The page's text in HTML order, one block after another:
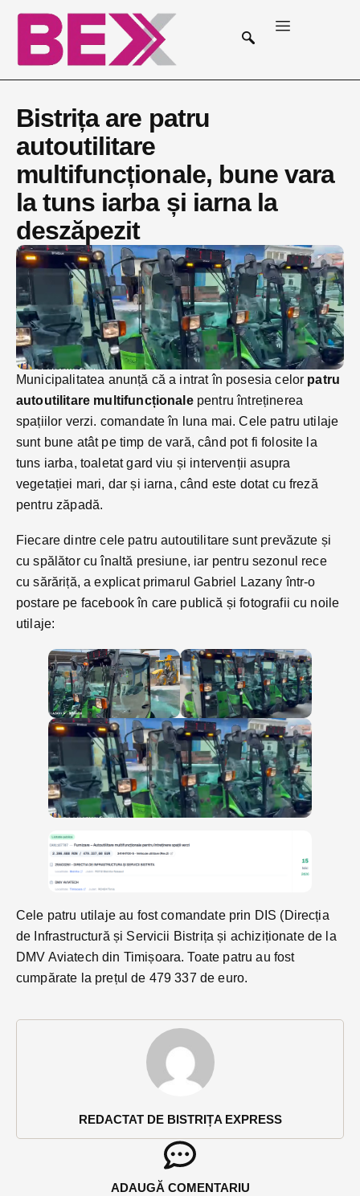
Bistrița are patru
autoutilitare
multifuncționale, bune vara
la tuns iarba și iarna la
deszăpezit
REDACTAT DE BISTRIȚA EXPRESS
ADAUGĂ COMENTARIU
Municipalitatea anunță că a intrat în posesia celor patru
autoutilitare multifuncționale pentru întreținerea
spațiilor verzi. comandate în luna mai. Cele patru utilaje
sunt bune atât pe timp de vară, când pot fi folosite la
tuns iarba, toaletat gard viu și intervenții asupra
vegetației mari, dar și iarna, când este dotat cu freză
pentru zăpadă.
Fiecare dintre cele patru autoutilitare sunt prevăzute și
cu spălător cu înaltă presiune, iar pentru sezonul rece
cu sărăriță, a explicat primarul Gabriel Lazany într-o
postare pe facebook în care publică și fotografii cu noile
utilaje:
Cele patru utilaje au fost comandate prin DIS (Direcția
de Infrastructură și Servicii Bistrița și achiziționate de la
DMV Aviatech din Timișoara. Toate patru au fost
cumpărate la prețul de 479 337 de euro.